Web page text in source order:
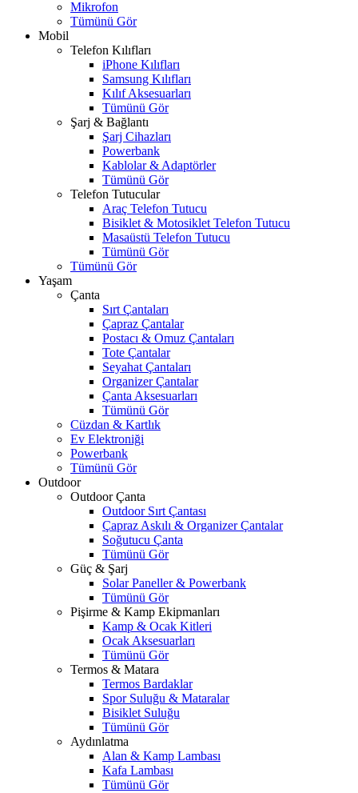
Mikrofon
Tümünü Gör
Mobil
Telefon Kılıfları
iPhone Kılıfları
Samsung Kılıfları
Kılıf Aksesuarları
Tümünü Gör
Şarj & Bağlantı
Şarj Cihazları
Powerbank
Kablolar & Adaptörler
Tümünü Gör
Telefon Tutucular
Araç Telefon Tutucu
Bisiklet & Motosiklet Telefon Tutucu
Masaüstü Telefon Tutucu
Tümünü Gör
Tümünü Gör
Yaşam
Çanta
Sırt Çantaları
Çapraz Çantalar
Postacı & Omuz Çantaları
Tote Çantalar
Seyahat Çantaları
Organizer Çantalar
Çanta Aksesuarları
Tümünü Gör
Cüzdan & Kartlık
Ev Elektroniği
Powerbank
Tümünü Gör
Outdoor
Outdoor Çanta
Outdoor Sırt Çantası
Çapraz Askılı & Organizer Çantalar
Soğutucu Çanta
Tümünü Gör
Güç & Şarj
Solar Paneller & Powerbank
Tümünü Gör
Pişirme & Kamp Ekipmanları
Kamp & Ocak Kitleri
Ocak Aksesuarları
Tümünü Gör
Termos & Matara
Termos Bardaklar
Spor Suluğu & Mataralar
Bisiklet Suluğu
Tümünü Gör
Aydınlatma
Alan & Kamp Lambası
Kafa Lambası
Tümünü Gör